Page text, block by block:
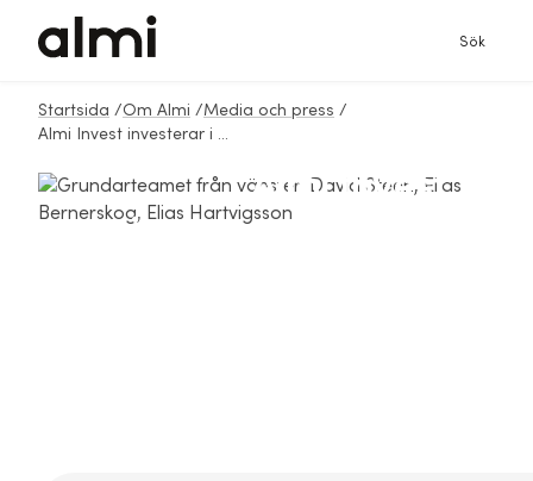
Sök
Startsida /Om Almi /Media och press /
Almi Invest investerar i Endre Technologies för effektivare elnätsplanering
Almi Invest
investerar i Endre